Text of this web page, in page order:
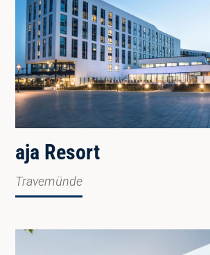
aja Resort
Travemünde